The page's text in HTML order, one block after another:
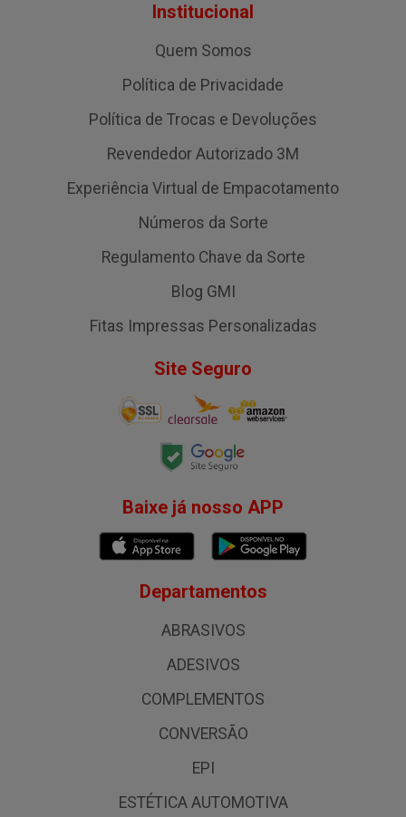
Institucional
Quem Somos
Política de Privacidade
Política de Trocas e Devoluções
Revendedor Autorizado 3M
Experiência Virtual de Empacotamento
Números da Sorte
Regulamento Chave da Sorte
Blog GMI
Fitas Impressas Personalizadas
Site Seguro
Baixe já nosso APP
Departamentos
ABRASIVOS
ADESIVOS
COMPLEMENTOS
CONVERSÃO
EPI
ESTÉTICA AUTOMOTIVA